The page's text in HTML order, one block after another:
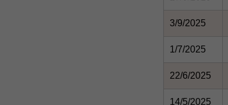
3/9/2025
1/7/2025
22/6/2025
14/5/2025